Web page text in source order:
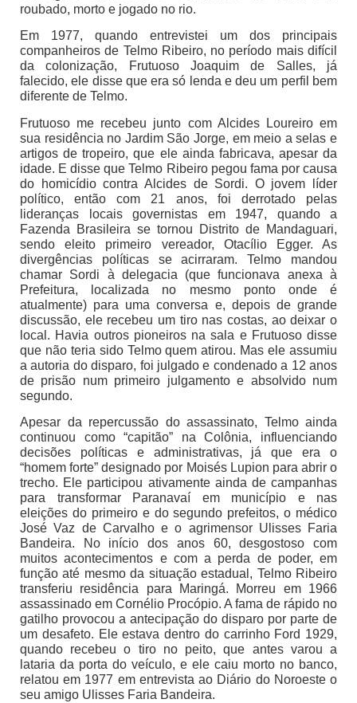
roubado, morto e jogado no rio.
Em 1977, quando entrevistei um dos principais
companheiros de Telmo Ribeiro, no período mais difícil
da colonização, Frutuoso Joaquim de Salles, já
falecido, ele disse que era só lenda e deu um perfil bem
diferente de Telmo.
Frutuoso me recebeu junto com Alcides Loureiro em
sua residência no Jardim São Jorge, em meio a selas e
artigos de tropeiro, que ele ainda fabricava, apesar da
idade. E disse que Telmo Ribeiro pegou fama por causa
do homicídio contra Alcides de Sordi. O jovem líder
político, então com 21 anos, foi derrotado pelas
lideranças locais governistas em 1947, quando a
Fazenda Brasileira se tornou Distrito de Mandaguari,
sendo eleito primeiro vereador, Otacílio Egger. As
divergências políticas se acirraram. Telmo mandou
chamar Sordi à delegacia (que funcionava anexa à
Prefeitura, localizada no mesmo ponto onde é
atualmente) para uma conversa e, depois de grande
discussão, ele recebeu um tiro nas costas, ao deixar o
local. Havia outros pioneiros na sala e Frutuoso disse
que não teria sido Telmo quem atirou. Mas ele assumiu
a autoria do disparo, foi julgado e condenado a 12 anos
de prisão num primeiro julgamento e absolvido num
segundo.
Apesar da repercussão do assassinato, Telmo ainda
continuou como “capitão” na Colônia, influenciando
decisões políticas e administrativas, já que era o
“homem forte” designado por Moisés Lupion para abrir o
trecho. Ele participou ativamente ainda de campanhas
para transformar Paranavaí em município e nas
eleições do primeiro e do segundo prefeitos, o médico
José Vaz de Carvalho e o agrimensor Ulisses Faria
Bandeira. No início dos anos 60, desgostoso com
muitos acontecimentos e com a perda de poder, em
função até mesmo da situação estadual, Telmo Ribeiro
transferiu residência para Maringá. Morreu em 1966
assassinado em Cornélio Procópio. A fama de rápido no
gatilho provocou a antecipação do disparo por parte de
um desafeto. Ele estava dentro do carrinho Ford 1929,
quando recebeu o tiro no peito, que antes varou a
lataria da porta do veículo, e ele caiu morto no banco,
relatou em 1977 em entrevista ao Diário do Noroeste o
seu amigo Ulisses Faria Bandeira.